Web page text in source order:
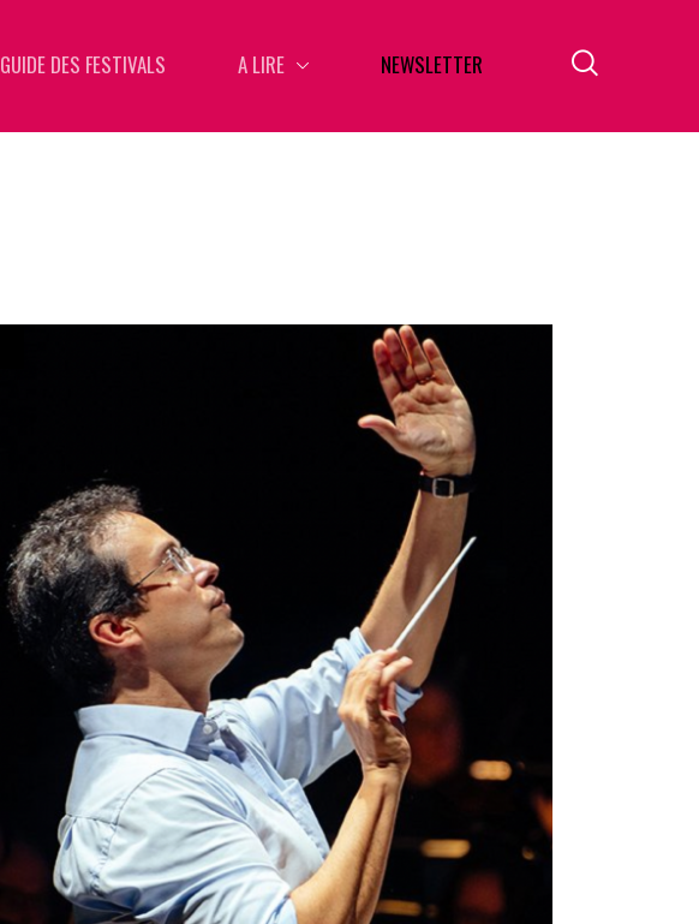
GUIDE DES FESTIVALS A LIRE NEWSLETTER